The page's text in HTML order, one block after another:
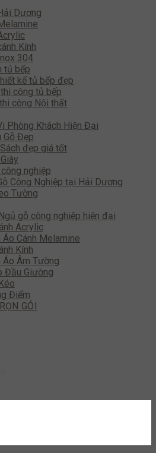
Dương
Kính
304
tủ bếp
kế tủ bếp đẹp
công tủ bếp
công Nội thất
Phòng Khách Hiện Đại
Gỗ Đẹp
đẹp giá tốt
nghiệp
Công Nghiệp tại Hải Dương
Tường
gỗ công nghiệp hiện đại
Acrylic
Áo Cánh Melamine
Kính
Áo Âm Tường
Đầu Giường
Điểm
GÓI